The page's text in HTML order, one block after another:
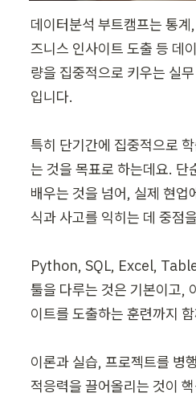
데이터분석 부트캠프는 통
즈니스 인사이트 도출 등 데
량을 집중적으로 키우는 실
입니다.
특히 단기간에 집중적으로
는 것을 목표로 하는데요. 단
배우는 것을 넘어, 실제 현업
식과 사고를 익히는 데 중점
Python, SQL, Excel,
툴을 다루는 것은 기본이고,
이트를 도출하는 훈련까지
이론과 실습, 프로젝트를 병
적응력을 끌어올리는 것이